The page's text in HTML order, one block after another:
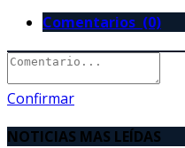
Comentarios (0)
Confirmar
NOTICIAS MAS LEÍDAS